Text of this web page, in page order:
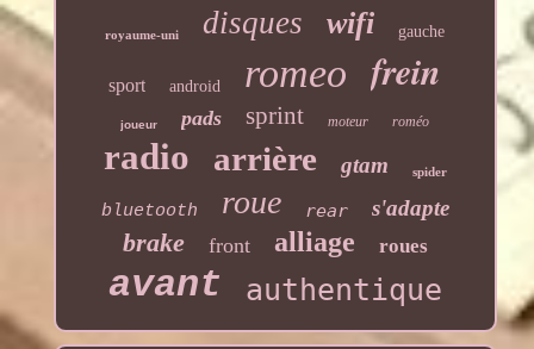
royaume-uni disques wifi gauche
sport android romeo frein
joueur pads sprint moteur roméo
radio arrière gtam spider
bluetooth roue rear s'adapte
brake front alliage roues
avant authentique